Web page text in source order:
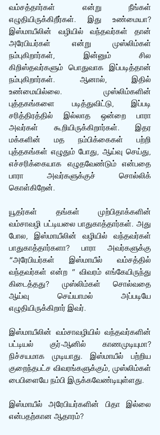
வம்சத்தார்கள் என்று நீங்கள்
எழுதியிருக்கிறீர்கள். இது உண்மையா?
இஸ்மாயீலின் வழியில் வந்தவர்கள் தான்
அரேபியர்கள் என்று முஸ்லிம்கள்
நம்புகிறார்கள், இன்னும் சில
கிறிஸ்தவர்களும் பொதுவாக இப்படித்தான்
நம்புகிறார்கள். ஆனால், இதில்
உண்மையில்லை. முஸ்லிம்களின்
புத்தகங்களை படித்துவிட்டு, இப்படி
சரித்திரத்தில் இல்லாத ஒன்றை பாரா
அவர்கள் கூறியிருக்கிறார்கள். இதர
மக்களின் மத நம்பிக்கைகள் பற்றி
புத்தகங்கள் எழுதும் போது, ஆய்வு செய்து,
எச்சரிக்கையாக எழுதவேண்டும் என்பதை
பாரா அவர்களுக்குச் சொல்லிக்
கொள்கிறேன்.
யூதர்கள் தங்கள் முற்பிதாக்களின்
வம்சாவழி பட்டியலை பாதுகாத்தார்கள். அது
போல, இஸ்மாயீலின் வழியில் வந்தவர்கள்
பாதுகாத்தார்களா? பாரா அவர்களுக்கு
“அரேபியர்கள் இஸ்மாயீல் வம்சத்தில்
வந்தவர்கள் என்ற ” விவரம் எங்கேயிருந்து
கிடைத்தது? முஸ்லிம்கள் சொல்வதை
ஆய்வு செய்யாமல் அப்படியே
எழுதியிருக்கிறார் இவர்.
இஸ்மாயீலின் வம்சாவழியில் வந்தவர்களின்
பட்டியல் குர்-ஆனில் காணமுடியுமா?
நிச்சயமாக முடியாது. இஸ்மாயீல் பற்றிய
குறைந்தபட்ச விவரங்களுக்கும், முஸ்லிம்கள்
பைபிளையே நம்பி இருக்கவேண்டியுள்ளது.
இஸ்மாயீல் அரேபியர்களின் பிதா இல்லை
என்பதற்கான ஆதாரம்?